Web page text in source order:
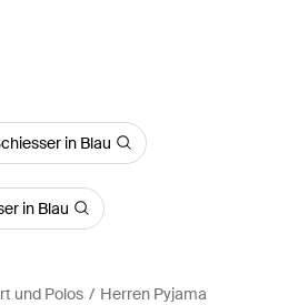
in Blau
in Blau
und Polos
Herren Pyjama